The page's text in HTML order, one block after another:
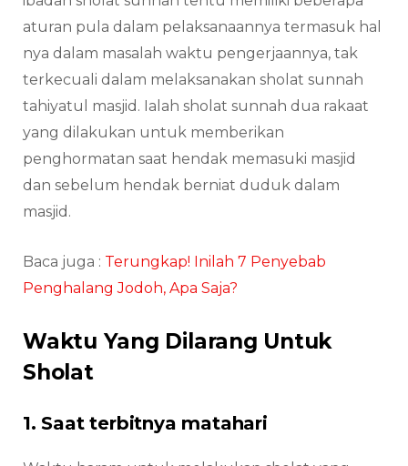
aturan pula dalam pelaksanaannya termasuk hal
nya dalam masalah waktu pengerjaannya, tak
terkecuali dalam melaksanakan sholat sunnah
tahiyatul masjid. Ialah sholat sunnah dua rakaat
yang dilakukan untuk memberikan
penghormatan saat hendak memasuki masjid
dan sebelum hendak berniat duduk dalam
masjid.
Baca juga : Terungkap! Inilah 7 Penyebab
Penghalang Jodoh, Apa Saja?
Waktu Yang Dilarang Untuk
Sholat
1. Saat terbitnya matahari